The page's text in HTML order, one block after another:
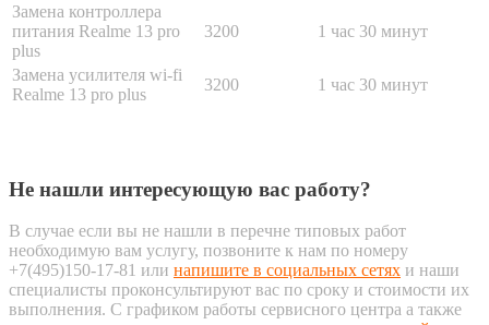
Замена контроллера
питания Realme 13 pro
plus
3200 1 час 30 минут
Замена усилителя wi-fi
Realme 13 pro plus
3200 1 час 30 минут
Не нашли интересующую вас работу?
В случае если вы не нашли в перечне типовых работ
необходимую вам услугу, позвоните к нам по номеру
+7(495)150-17-81 или напишите в социальных сетях и наши
специалисты проконсультируют вас по сроку и стоимости их
выполнения. С графиком работы сервисного центра а также